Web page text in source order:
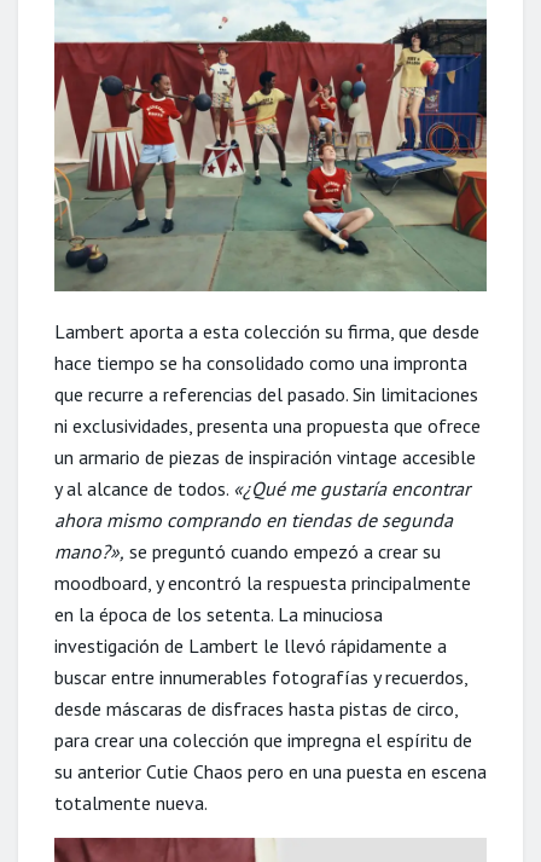
Lambert aporta a esta colección su firma, que desde
hace tiempo se ha consolidado como una impronta
que recurre a referencias del pasado. Sin limitaciones
ni exclusividades, presenta una propuesta que ofrece
un armario de piezas de inspiración vintage accesible
y al alcance de todos. «¿Qué me gustaría encontrar
ahora mismo comprando en tiendas de segunda
mano?», se preguntó cuando empezó a crear su
moodboard, y encontró la respuesta principalmente
en la época de los setenta. La minuciosa
investigación de Lambert le llevó rápidamente a
buscar entre innumerables fotografías y recuerdos,
desde máscaras de disfraces hasta pistas de circo,
para crear una colección que impregna el espíritu de
su anterior Cutie Chaos pero en una puesta en escena
totalmente nueva.